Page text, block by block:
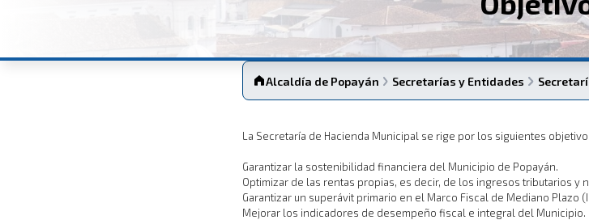
Alcaldía de Popayán Secretarías y Entidades
La Secretaría de Hacienda Municipal se rige por los siguientes
Garantizar la sostenibilidad financiera del Municipio de Popayán.
Optimizar de las rentas propias, es decir, de los ingresos tributarios y
Garantizar un superávit primario en el Marco Fiscal de Mediano Plazo
Mejorar los indicadores de desempeño fiscal e integral del Municipio.